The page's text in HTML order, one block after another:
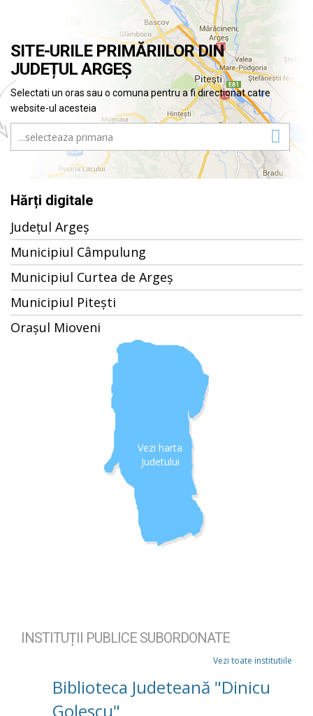
SITE-URILE PRIMĂRIILOR DIN
JUDEȚUL ARGEȘ
Selectati un oras sau o comuna pentru a fi directionat catre
website-ul acesteia
Hărți digitale
Județul Argeș
Municipiul Câmpulung
Municipiul Curtea de Argeș
Municipiul Pitești
Orașul Mioveni
Vezi harta
Judetului
INSTITUȚII PUBLICE SUBORDONATE
Vezi toate institutiile
Biblioteca Judeteană "Dinicu
Golescu"